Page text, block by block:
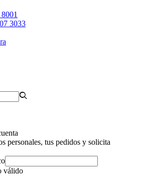
3033
personales, tus pedidos y solicita
válido